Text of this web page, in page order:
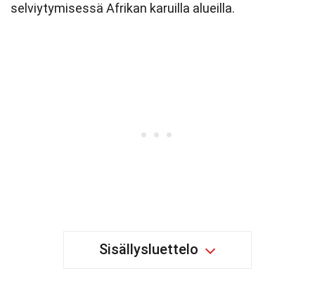
selviytymisessä Afrikan karuilla alueilla.
Sisällysluettelo